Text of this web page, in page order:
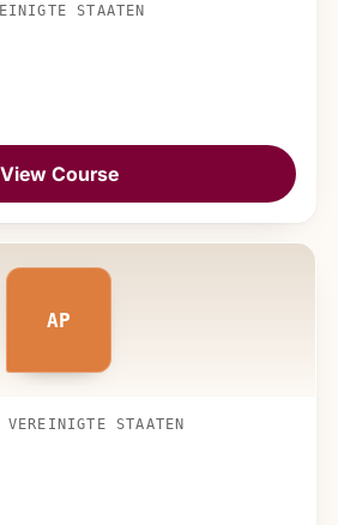
STAATEN
View Course
AP
STAATEN